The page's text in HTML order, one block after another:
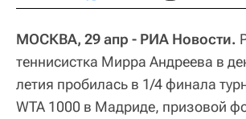
МОСКВА, 29 апр - РИА Новости.
теннисистка Мирра Андреева в
летия пробилась в 1/4 финала
WTA 1000 в Мадриде, призовой